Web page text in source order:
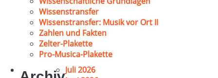
Wissenstransfer
Wissenstransfer: Musik vor Ort II
Zahlen und Fakten
Zelter-Plakette
Pro-Musica-Plakette
Juli 2026